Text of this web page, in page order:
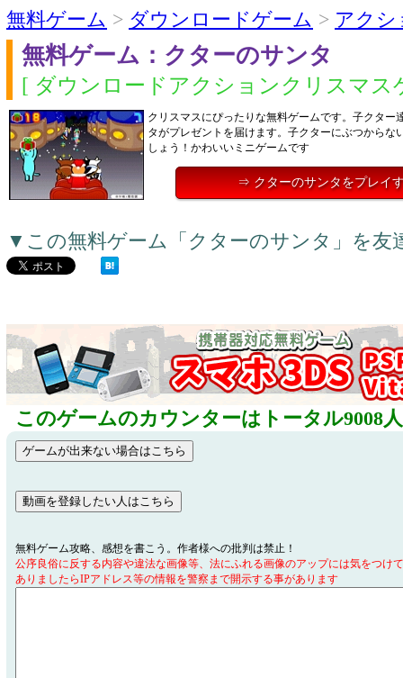
無料ゲーム > ダウンロードゲーム > アクシ
無料ゲーム：クターのサンタ
[ ダウンロードアクションクリスマス
クリスマスにぴったりな無料ゲームです。子クター
タがプレゼントを届けます。子クターにぶつからな
しょう！かわいいミニゲームです
⇒ クターのサンタをプレイ
▼この無料ゲーム「クターのサンタ」を友
このゲームのカウンターはトータル9008
無料ゲーム攻略、感想を書こう。作者様への批判は禁止！
公序良俗に反する内容や違法な画像等、法にふれる画像のアップには気をつけ
ありましたらIPアドレス等の情報を警察まで開示する事があります